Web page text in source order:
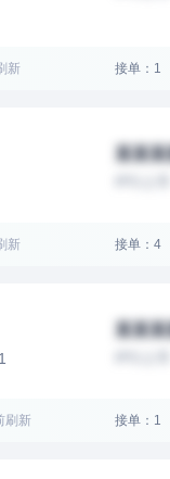
新 接单：1
某某
新 接单：4
某某
刷新 接单：1